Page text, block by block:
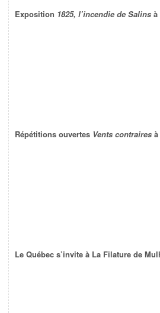
Exposition 1825, l’incendie de Salins à
Répétitions ouvertes Vents contraires
Le Québec s’invite à La Filature de